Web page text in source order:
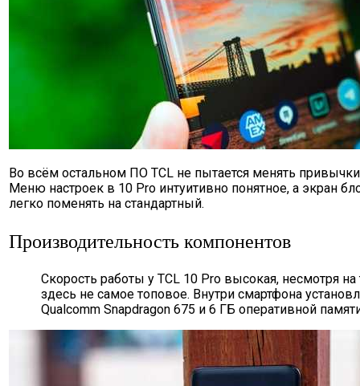
Во всём остальном ПО TCL не пытается менять
Меню настроек в 10 Pro интуитивно понятное, а экран
легко поменять на стандартный.
Производительность компонентов
Скорость работы у TCL 10 Pro высокая, несмотря
здесь не самое топовое. Внутри смартфона
Qualcomm Snapdragon 675 и 6 ГБ оперативной